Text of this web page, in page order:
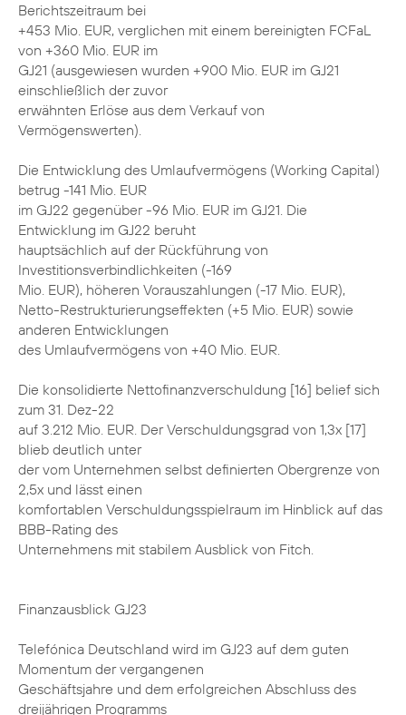
Berichtszeitraum bei
+453 Mio. EUR, verglichen mit einem bereinigten FCFaL
von +360 Mio. EUR im
GJ21 (ausgewiesen wurden +900 Mio. EUR im GJ21
einschließlich der zuvor
erwähnten Erlöse aus dem Verkauf von
Vermögenswerten).
Die Entwicklung des Umlaufvermögens (Working Capital)
betrug -141 Mio. EUR
im GJ22 gegenüber -96 Mio. EUR im GJ21. Die
Entwicklung im GJ22 beruht
hauptsächlich auf der Rückführung von
Investitionsverbindlichkeiten (-169
Mio. EUR), höheren Vorauszahlungen (-17 Mio. EUR),
Netto-Restrukturierungseffekten (+5 Mio. EUR) sowie
anderen Entwicklungen
des Umlaufvermögens von +40 Mio. EUR.
Die konsolidierte Nettofinanzverschuldung [16] belief sich
zum 31. Dez-22
auf 3.212 Mio. EUR. Der Verschuldungsgrad von 1,3x [17]
blieb deutlich unter
der vom Unternehmen selbst definierten Obergrenze von
2,5x und lässt einen
komfortablen Verschuldungsspielraum im Hinblick auf das
BBB-Rating des
Unternehmens mit stabilem Ausblick von Fitch.
Finanzausblick GJ23
Telefónica Deutschland wird im GJ23 auf dem guten
Momentum der vergangenen
Geschäftsjahre und dem erfolgreichen Abschluss des
dreijährigen Programms